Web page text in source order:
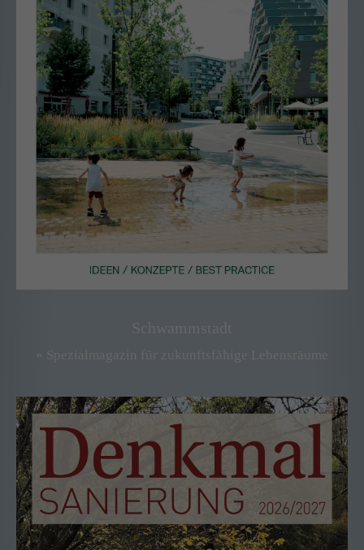
Schwammstadt
» Spezialmagazin für zukunftsfähige Lebensräume